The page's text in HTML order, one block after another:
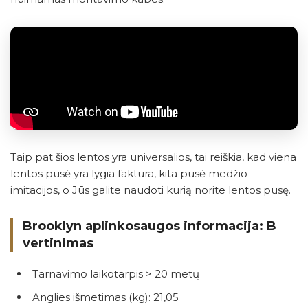
Taip pat šios lentos yra universalios, tai reiškia, kad viena
lentos pusė yra lygia faktūra, kita pusė medžio
imitacijos, o Jūs galite naudoti kurią norite lentos pusę.
Brooklyn aplinkosaugos informacija: B
vertinimas
Tarnavimo laikotarpis > 20 metų
Anglies išmetimas (kg): 21,05